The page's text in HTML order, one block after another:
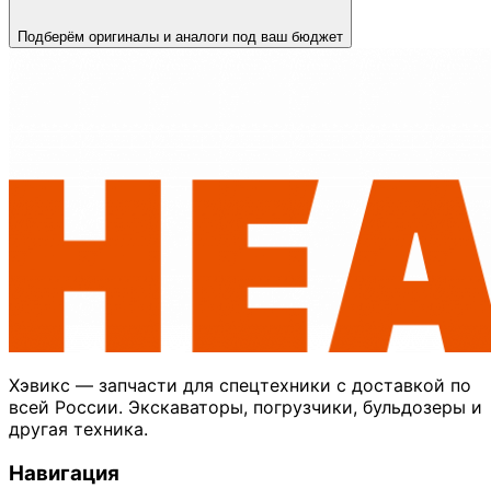
Подберём оригиналы и аналоги под ваш бюджет
Хэвикс — запчасти для спецтехники с доставкой по
всей России. Экскаваторы, погрузчики, бульдозеры и
другая техника.
Навигация